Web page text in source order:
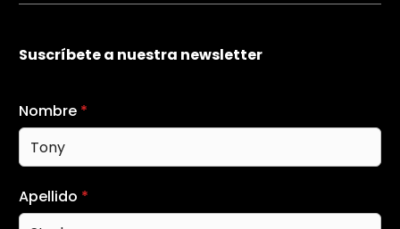
Suscríbete a nuestra newsletter
Nombre *
Apellido *